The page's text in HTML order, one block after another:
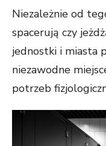
Niezależnie od
spacerują czy
jednostki i miasta
niezawodne
potrzeb